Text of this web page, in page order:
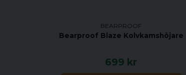
BEARPROOF
Bearproof Blaze Kolvkamshöjare
699 kr